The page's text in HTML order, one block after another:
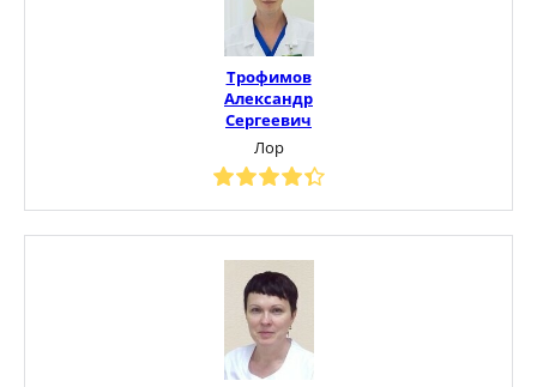
Трофимов
Александр
Сергеевич
Лор